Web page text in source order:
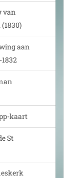
van
aan
kaart
St